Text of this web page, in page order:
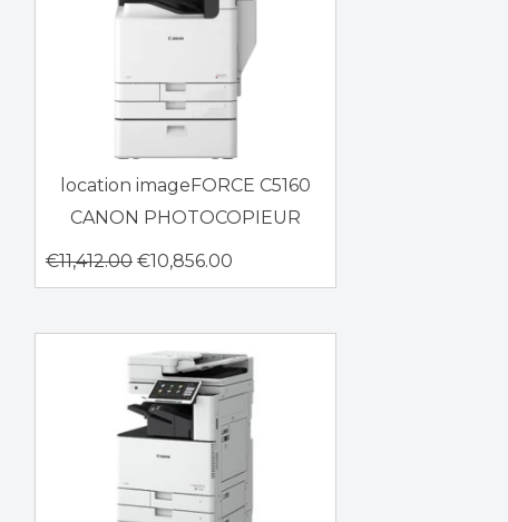
location imageFORCE C5160
CANON PHOTOCOPIEUR
€11,412.00 €10,856.00